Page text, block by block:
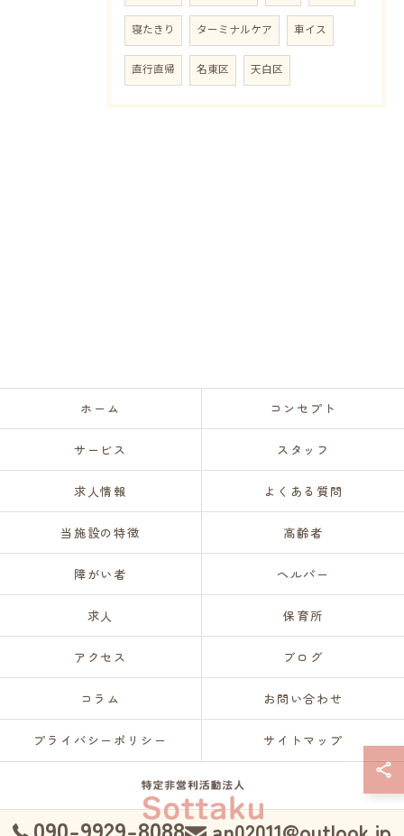
寝たきり ターミナルケア 車イス
直行直帰 名東区 天白区
ホーム コンセプト
サービス スタッフ
求人情報 よくある質問
当施設の特徴 高齢者
障がい者 ヘルパー
求人 保育所
アクセス ブログ
コラム お問い合わせ
プライバシーポリシー サイトマップ